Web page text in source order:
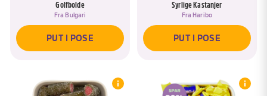
Golfbolde
Fra Bulgari
PUT I POSE
Syrlige Kastanjer
Fra Haribo
PUT I POSE
REMOVE DRAFTED PRODUCTS
Du skal lige navngive din pose, så du har
Hov, du har allerede en pose, som
hedder <span data-ask-rename-title>
{{pose}}</span>
data-ask-rename-title>{{pose}}</span>?